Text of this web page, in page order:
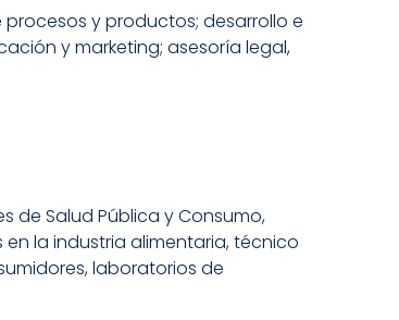
y productos; desarrollo e
y marketing; asesoría legal,
de Salud Pública y Consumo,
la industria alimentaria, técnico
laboratorios de